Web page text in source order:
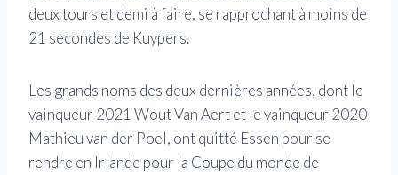
deux tours et demi à faire, se rapprochant à moins de
21 secondes de Kuypers.
Les grands noms des deux dernières années, dont le
vainqueur 2021 Wout Van Aert et le vainqueur 2020
Mathieu van der Poel, ont quitté Essen pour se
rendre en Irlande pour la Coupe du monde de